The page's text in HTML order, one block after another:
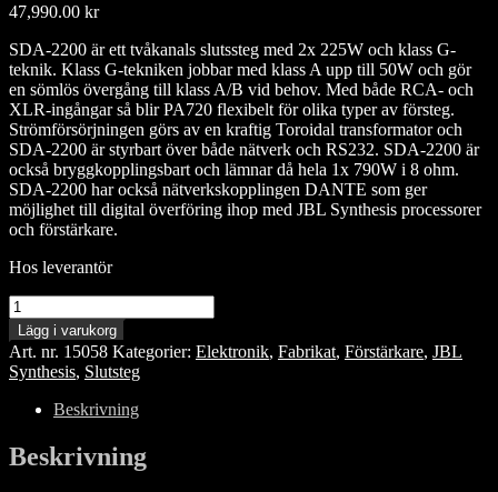
47,990.00 kr
SDA-2200 är ett tvåkanals slutssteg med 2x 225W och klass G-
teknik. Klass G-tekniken jobbar med klass A upp till 50W och gör
en sömlös övergång till klass A/B vid behov. Med både RCA- och
XLR-ingångar så blir PA720 flexibelt för olika typer av försteg.
Strömförsörjningen görs av en kraftig Toroidal transformator och
SDA-2200 är styrbart över både nätverk och RS232. SDA-2200 är
också bryggkopplingsbart och lämnar då hela 1x 790W i 8 ohm.
SDA-2200 har också nätverkskopplingen DANTE som ger
möjlighet till digital överföring ihop med JBL Synthesis processorer
och förstärkare.
Hos leverantör
JBL
Synthesis
SDA-
2200
mängd
Lägg i varukorg
Art. nr. 15058 Kategorier: Elektronik, Fabrikat, Förstärkare, JBL
Synthesis, Slutsteg
Beskrivning
Beskrivning